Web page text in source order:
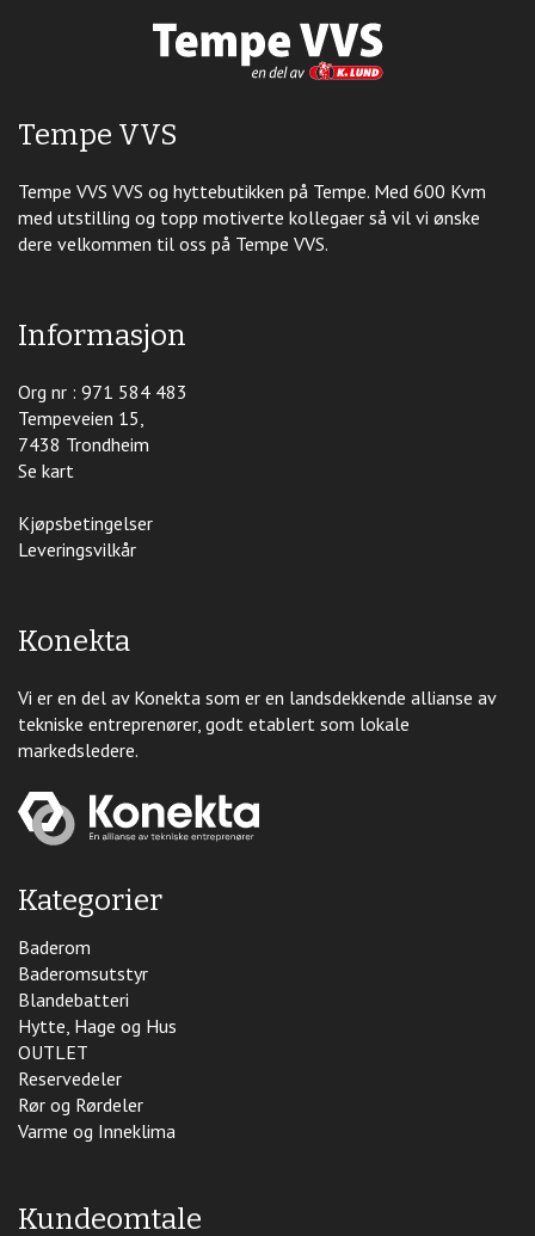
Tempe VVS
Tempe VVS VVS og hyttebutikken på Tempe. Med 600 Kvm
med utstilling og topp motiverte kollegaer så vil vi ønske
dere velkommen til oss på Tempe VVS.
Informasjon
Org nr : 971 584 483
Tempeveien 15,
7438 Trondheim
Se kart
Kjøpsbetingelser
Leveringsvilkår
Konekta
Vi er en del av Konekta som er en landsdekkende allianse av
tekniske entreprenører, godt etablert som lokale
markedsledere.
Kategorier
Baderom
Baderomsutstyr
Blandebatteri
Hytte, Hage og Hus
OUTLET
Reservedeler
Rør og Rørdeler
Varme og Inneklima
Kundeomtale